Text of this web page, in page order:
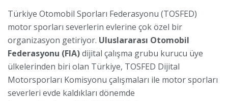
Türkiye Otomobil Sporları Federasyonu (TOSFED)
motor sporları severlerin evlerine çok özel bir
organizasyon getiriyor. Uluslararası Otomobil
Federasyonu (FIA)dijital çalışma grubu kurucu üye
ülkelerinden biri olan Türkiye, TOSFED Dijital
Motorsporları Komisyonu çalışmaları ile motor sporları
severleri evde kaldıkları dönemde